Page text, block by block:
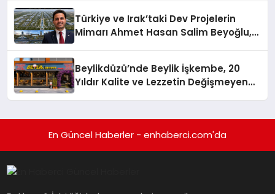
Türkiye ve Irak’taki Dev Projelerin
Mimarı Ahmet Hasan Salim Beyoğlu,
Hayata Geçirecek
Beylikdüzü’nde Beylik İşkembe, 20
Yıldır Kalite ve Lezzetin Değişmeyen
En Güncel Haberler - enhaberci.com'da